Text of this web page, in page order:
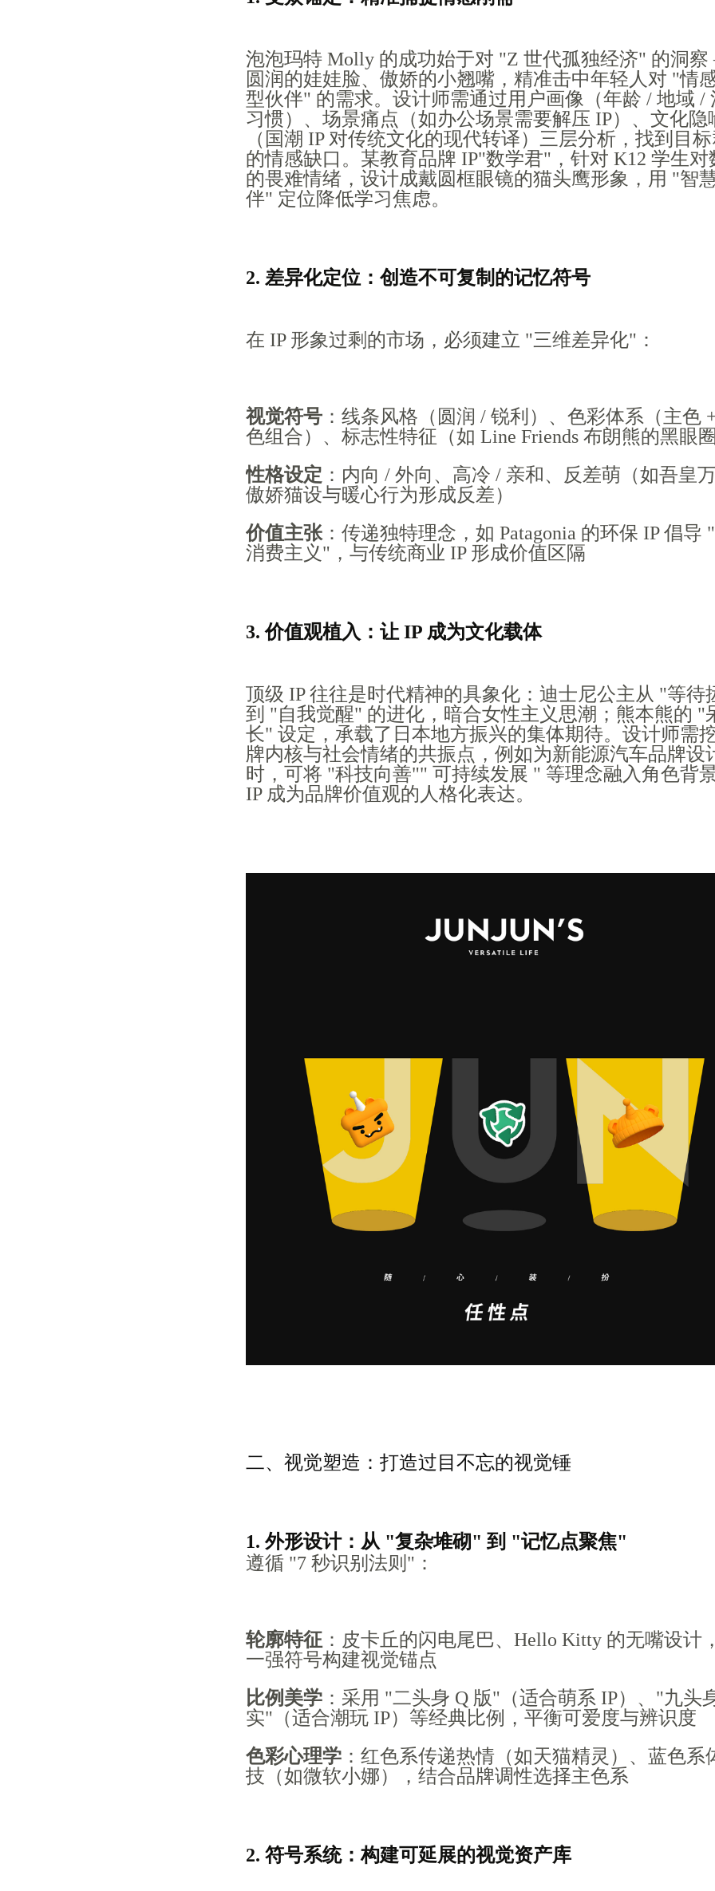
泡泡玛特 Molly 的成功始于对 "Z 世代孤独经济" 的洞
圆润的娃娃脸、傲娇的小翘嘴，精准击中年轻人对 "情
型伙伴" 的需求。设计师需通过用户画像（年龄 / 地域 /
习惯）、场景痛点（如办公场景需要解压 IP）、文化隐
（国潮 IP 对传统文化的现代转译）三层分析，找到目
的情感缺口。某教育品牌 IP"数学君"，针对 K12 学生对
的畏难情绪，设计成戴圆框眼镜的猫头鹰形象，用 "智
伴" 定位降低学习焦虑。
2. 差异化定位：创造不可复制的记忆符号
在 IP 形象过剩的市场，必须建立 "三维差异化"：
视觉符号 ：线条风格（圆润 / 锐利）、色彩体系（主色
色组合）、标志性特征（如 Line Friends 布朗熊的黑眼圈
性格设定 ：内向 / 外向、高冷 / 亲和、反差萌（如吾皇
傲娇猫设与暖心行为形成反差）
价值主张：传递独特理念，如 Patagonia 的环保 IP 倡导
消费主义"，与传统商业 IP 形成价值区隔
3. 价值观植入：让 IP 成为文化载体
顶级 IP 往往是时代精神的具象化：迪士尼公主从 "等待
到 "自我觉醒" 的进化，暗合女性主义思潮；熊本熊的 "
长" 设定，承载了日本地方振兴的集体期待。设计师需
牌内核与社会情绪的共振点，例如为新能源汽车品牌设
时，可将 "科技向善"" 可持续发展 " 等理念融入角色背
IP 成为品牌价值观的人格化表达。
二、视觉塑造：打造过目不忘的视觉锤
1. 外形设计：从 "复杂堆砌" 到 "记忆点聚焦"
遵循 "7 秒识别法则"：
轮廓特征 ：皮卡丘的闪电尾巴、Hello Kitty 的无嘴设计
一强符号构建视觉锚点
比例美学 ：采用 "二头身 Q 版"（适合萌系 IP）、"九头
实"（适合潮玩 IP）等经典比例，平衡可爱度与辨识度
色彩心理学 ：红色系传递热情（如天猫精灵）、蓝色系
技（如微软小娜），结合品牌调性选择主色系
2. 符号系统：构建可延展的视觉资产库